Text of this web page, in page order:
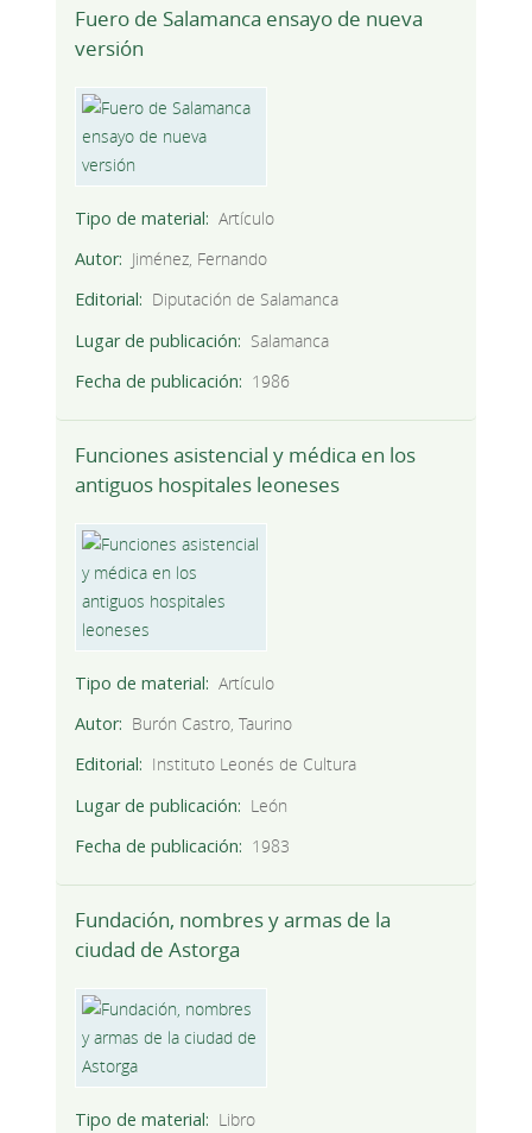
Fuero de Salamanca ensayo de nueva
versión
Tipo de material
Artículo
Autor
Jiménez, Fernando
Editorial
Diputación de Salamanca
Lugar de publicación
Salamanca
Fecha de publicación
1986
Funciones asistencial y médica en los
antiguos hospitales leoneses
Tipo de material
Artículo
Autor
Burón Castro, Taurino
Editorial
Instituto Leonés de Cultura
Lugar de publicación
León
Fecha de publicación
1983
Fundación, nombres y armas de la
ciudad de Astorga
Tipo de material
Libro